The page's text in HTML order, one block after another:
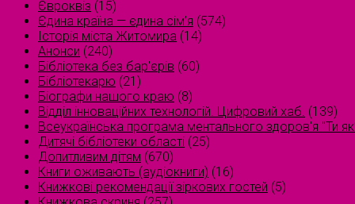
Євроквіз (15)
Єдина країна — єдина сім’я (574)
Історія міста Житомира (14)
Анонси (240)
Бібліотека без бар'єрів (60)
Бібліотекарю (21)
Біографи нашого краю (8)
Відділ інноваційних технологій. Цифровий хаб. (139)
Всеукраїнська програма ментального здоров'я "Ти
Дитячі бібліотеки області (25)
Допитливим дітям (670)
Книги оживають (аудіокниги) (16)
Книжкові рекомендації зіркових гостей (5)